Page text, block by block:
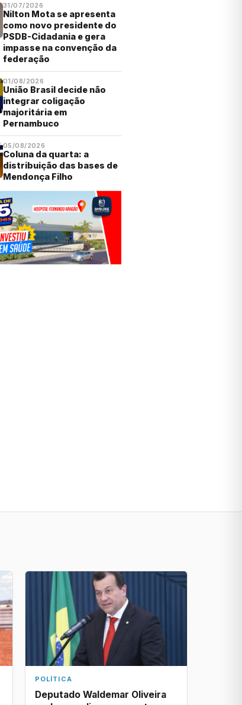
31/07/2026
Nilton Mota se apresenta
como novo presidente do
PSDB-Cidadania e gera
impasse na convenção da
federação
01/08/2026
União Brasil decide não
integrar coligação
majoritária em
Pernambuco
05/08/2026
Coluna da quarta: a
distribuição das bases de
Mendonça Filho
POLÍTICA
Deputado Waldemar Oliveira